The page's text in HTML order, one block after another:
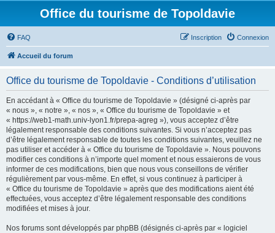
Office du tourisme de Topoldavie
FAQ Connexion
Inscription
Accueil du forum
Office du tourisme de Topoldavie - Conditions d’utilisation
En accédant à « Office du tourisme de Topoldavie » (désigné ci-après par
« nous », « notre », « nos », « Office du tourisme de Topoldavie » et
« https://web1-math.univ-lyon1.fr/prepa-agreg »), vous acceptez d’être
légalement responsable des conditions suivantes. Si vous n’acceptez pas
d’être légalement responsable de toutes les conditions suivantes, veuillez ne
pas utiliser et accéder à « Office du tourisme de Topoldavie ». Nous pouvons
modifier ces conditions à n’importe quel moment et nous essaierons de vous
informer de ces modifications, bien que nous vous conseillons de vérifier
régulièrement par vous-même. En effet, si vous continuez à participer à
« Office du tourisme de Topoldavie » après que des modifications aient été
effectuées, vous acceptez d’être légalement responsable des conditions
modifiées et mises à jour.
Nos forums sont développés par phpBB (désignés ci-après par « logiciel